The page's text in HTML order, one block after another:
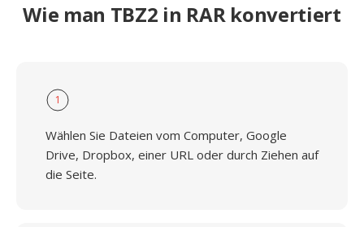
Wie man TBZ2 in RAR konvertiert
1
Wählen Sie Dateien vom Computer, Google
Drive, Dropbox, einer URL oder durch Ziehen auf
die Seite.